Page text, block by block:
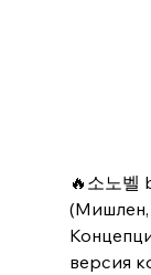
🔥소노
(Мишлен,
версия